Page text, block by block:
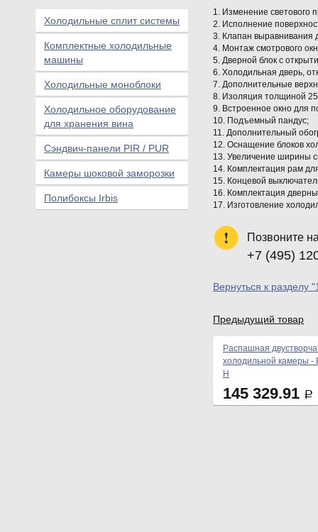
1. Изменение светового
2. Исполнение
3. Клапан выравнивания
4. Монтаж смотрового
5. Дверной блок с
6. Холодильная дверь,
7. Дополнительные
8. Изоляция толщиной
9. Встроенное окно для
10. Подъемный пандус;
11. Дополнительный
12. Оснащение блоков
13. Увеличение ширины
14. Комплектация рам
15. Концевой
16. Комплектация
17. Изготовление
Позвоните
+7 (495)
Вернуться к разделу
Предыдущий товар
Распашная
холодильной камеры
Н
145 329.91 Р
Холодильные сплит системы
Комплектные холодильные
машины
Холодильные моноблоки
Холодильное оборудование
для хранения вина
Сэндвич-панели PIR / PUR
Камеры шоковой заморозки
Полибоксы Irbis